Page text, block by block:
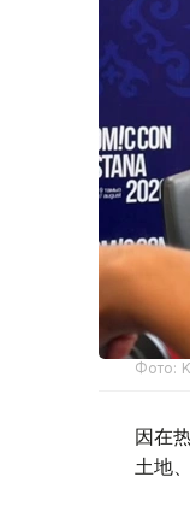
Фото:
因在
土地